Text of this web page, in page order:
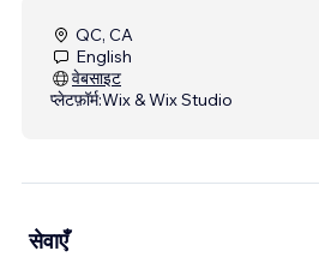
QC, CA
English
वेबसाइट
प्लेटफ़ॉर्म:Wix & Wix Studio
सेवाएँ